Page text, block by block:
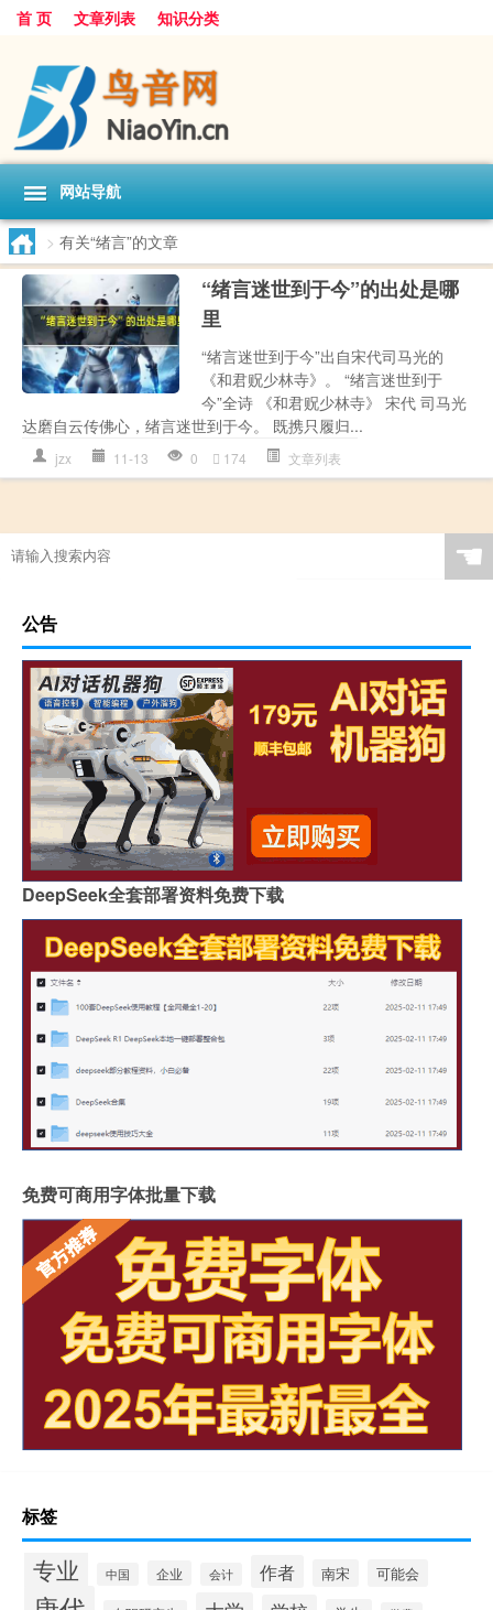
首 页 文章列表 知识分类
网站导航
> 有关“绪言”的文章
“绪言迷世到于今”的出处是哪
里
“绪言迷世到于今”出自宋代司马光的
《和君贶少林寺》。 “绪言迷世到于
今”全诗 《和君贶少林寺》 宋代 司马光
达磨自云传佛心，绪言迷世到于今。 既携只履归...
jzx 11-13 0 174 文章列表
☚
公告
DeepSeek全套部署资料免费下载
免费可商用字体批量下载
标签
专业 中国 企业 会计 作者 南宋 可能会